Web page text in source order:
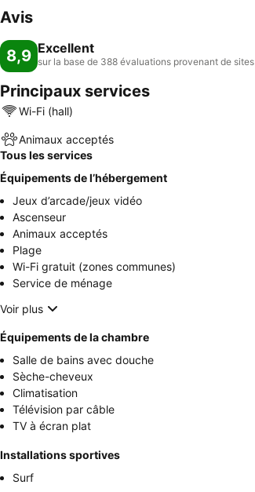
Avis
8,9 Excellent
sur la base de 388 évaluations provenant de sites
Principaux services
Wi-Fi (hall)
Animaux acceptés
Tous les services
Équipements de l’hébergement
Jeux d’arcade/jeux vidéo
Ascenseur
Animaux acceptés
Plage
Wi-Fi gratuit (zones communes)
Service de ménage
Voir plus
Équipements de la chambre
Salle de bains avec douche
Sèche-cheveux
Climatisation
Télévision par câble
TV à écran plat
Installations sportives
Surf